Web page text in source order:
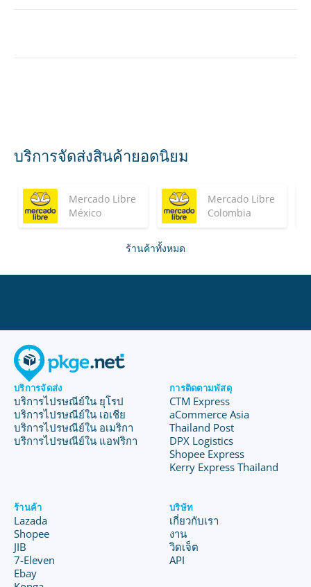
บริการจัดส่งสินค้ายอดนิยม
Mercado Libre
México
Mercado Libre
Colombia
ร้านค้าทั้งหมด
บริการจัดส่ง
บริการไปรษณีย์ใน ยุโรป
บริการไปรษณีย์ใน เอเชีย
บริการไปรษณีย์ใน อเมริกา
บริการไปรษณีย์ใน แอฟริกา
การติดตามพัสดุ
CTM Express
aCommerce Asia
Thailand Post
DPX Logistics
Shopee Express
Kerry Express Thailand
ร้านค้า
Lazada
Shopee
JIB
7-Eleven
Ebay
บริษัท
เกี่ยวกับเรา
งาน
วิดเจ็ต
API